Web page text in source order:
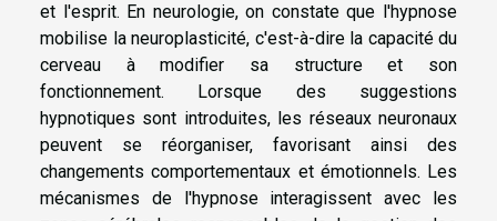
et l'esprit. En neurologie, on constate que l'hypnose
mobilise la neuroplasticité, c'est-à-dire la capacité du
cerveau à modifier sa structure et son
fonctionnement. Lorsque des suggestions
hypnotiques sont introduites, les réseaux neuronaux
peuvent se réorganiser, favorisant ainsi des
changements comportementaux et émotionnels. Les
mécanismes de l'hypnose interagissent avec les